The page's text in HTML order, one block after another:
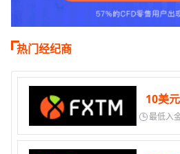
热门经纪商
10美元
最低入